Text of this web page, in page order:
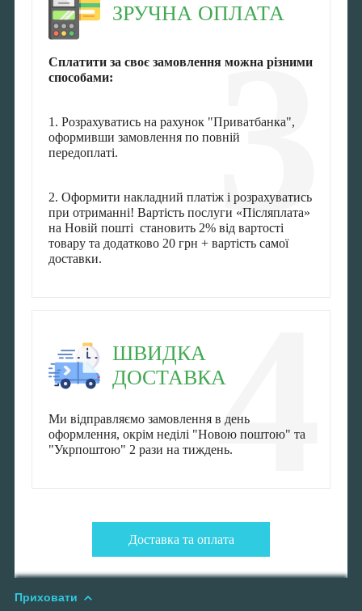
3
ЗРУЧНА ОПЛАТА
Сплатити за своє замовлення можна різними
способами:
1. Розрахуватись на рахунок "Приватбанка",
оформивши замовлення по повній
передоплаті.
2. Оформити накладний платіж і розрахуватись
при отриманні! Вартість послуги «Післяплата»
на Новій пошті становить 2% від вартості
товару та додатково 20 грн + вартість самої
доставки.
4
ШВИДКА
ДОСТАВКА
Ми відправляємо замовлення в день
оформлення, окрім неділі "Новою поштою" та
"Укрпоштою" 2 рази на тиждень.
Доставка та оплата
Приховати